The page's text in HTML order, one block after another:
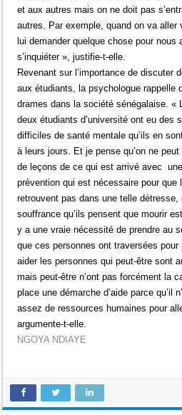
et aux autres mais on ne doit pas
autres. Par exemple, quand on va aller
lui demander quelque chose pour nous
s’inquiéter », justifie-t-elle.
Revenant sur l’importance de discuter
aux étudiants, la psychologue rappelle
drames dans la société sénégalaise. «
deux étudiants d’université ont eu des
difficiles de santé mentale qu’ils en
à leurs jours. Et je pense qu’on ne
de leçons de ce qui est arrivé avec
prévention qui est nécessaire pour que
retrouvent pas dans une telle détresse,
souffrance qu’ils pensent que mourir
y a une vraie nécessité de prendre au
que ces personnes ont traversées pour
aider les personnes qui peut-être sont
mais peut-être n’ont pas forcément la
place une démarche d’aide parce qu’il
assez de ressources humaines pour
argumente-t-elle.
NGOYA NDIAYE